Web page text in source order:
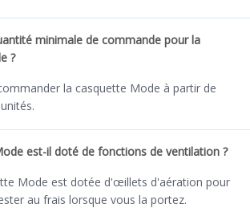
minimale de commande pour la
?
la casquette Mode à partir de
est-il doté de fonctions de ventilation ?
Mode est dotée d'œillets d'aération pour
au frais lorsque vous la portez.